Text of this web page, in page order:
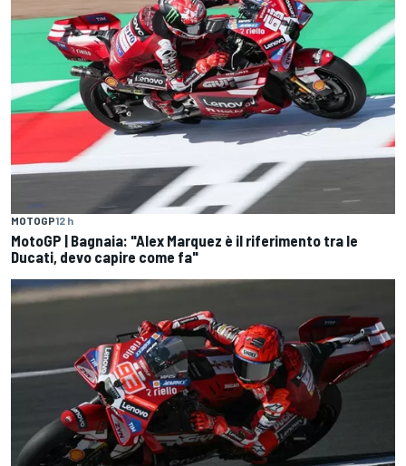
MOTOGP12 h
MotoGP | Bagnaia: "Alex Marquez è il riferimento tra le
Ducati, devo capire come fa"